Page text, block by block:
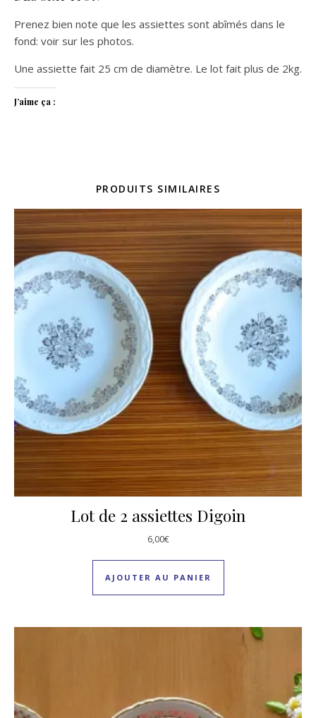
Prenez bien note que les assiettes sont abîmés dans le
fond: voir sur les photos.
Une assiette fait 25 cm de diamètre. Le lot fait plus de 2kg.
J’aime ça :
PRODUITS SIMILAIRES
Lot de 2 assiettes Digoin
6,00€
AJOUTER AU PANIER